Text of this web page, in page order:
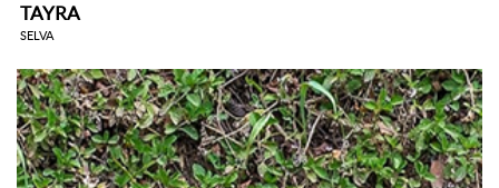
TAYRA
SELVA